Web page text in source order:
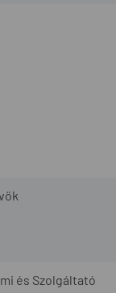
és Szolgáltató